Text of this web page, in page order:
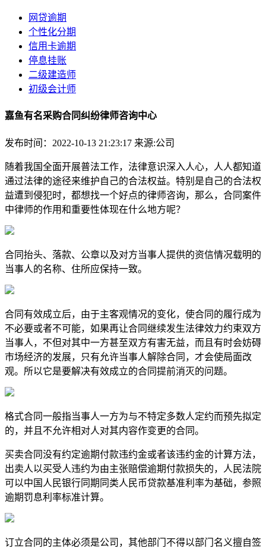
网贷逾期
个性化分期
信用卡逾期
停息挂账
二级建造师
初级会计师
嘉鱼有名采购合同纠纷律师咨询中心
发布时间：2022-10-13 21:23:17 来源:公司
随着我国全面开展普法工作，法律意识深入人心，人人都知道
通过法律的途径来维护自己的合法权益。特别是自己的合法权
益遭到侵犯时，都想找一个好点的律师咨询，那么，合同案件
中律师的作用和重要性体现在什么地方呢？
合同抬头、落款、公章以及对方当事人提供的资信情况载明的
当事人的名称、住所应保持一致。
合同有效成立后，由于主客观情况的变化，使合同的履行成为
不必要或者不可能，如果再让合同继续发生法律效力约束双方
当事人，不但对其中一方甚至双方有害无益，而且有时会妨碍
市场经济的发展，只有允许当事人解除合同，才会使局面改
观。所以它是要解决有效成立的合同提前消灭的问题。
格式合同一般指当事人一方为与不特定多数人定约而预先拟定
的，并且不允许相对人对其内容作变更的合同。
买卖合同没有约定逾期付款违约金或者该违约金的计算方法，
出卖人以买受人违约为由主张赔偿逾期付款损失的，人民法院
可以中国人民银行同期同类人民币贷款基准利率为基础，参照
逾期罚息利率标准计算。
订立合同的主体必须是公司，其他部门不得以部门名义擅自签